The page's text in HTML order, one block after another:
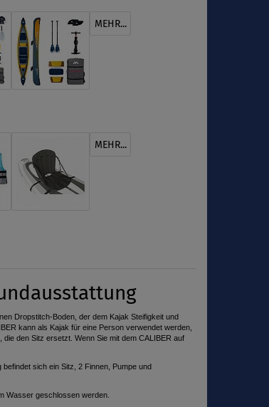
MEHR...
MEHR...
Dropstitch-Boden, der dem Kajak Steifigkeit und
kann als Kajak für eine Person verwendet werden,
den Sitz ersetzt. Wenn Sie mit dem CALIBER auf
befindet sich ein Sitz, 2 Finnen, Pumpe und
Wasser geschlossen werden.